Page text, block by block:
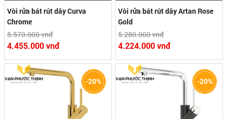
Vòi rửa bát rút dây Curva
Chrome
5.570.000 vnđ
4.455.000 vnđ
Vòi rửa bát rút dây Artan Rose
Gold
5.280.000 vnđ
4.224.000 vnđ
-20% -20%